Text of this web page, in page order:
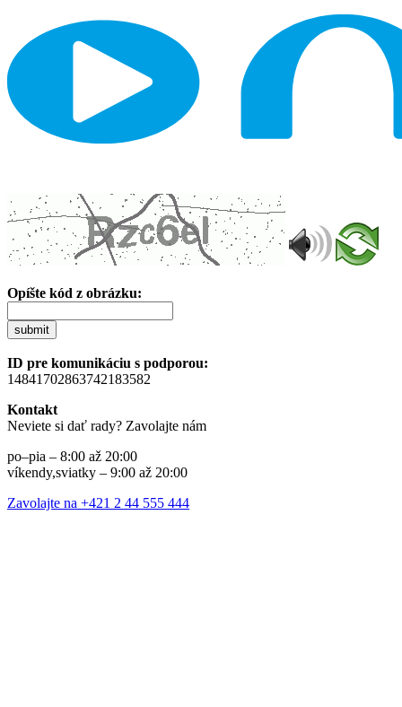
Opíšte kód z obrázku:
submit
ID pre komunikáciu s podporou:
14841702863742183582
Kontakt
Neviete si dať rady? Zavolajte nám
po–pia – 8:00 až 20:00
víkendy,sviatky – 9:00 až 20:00
Zavolajte na +421 2 44 555 444